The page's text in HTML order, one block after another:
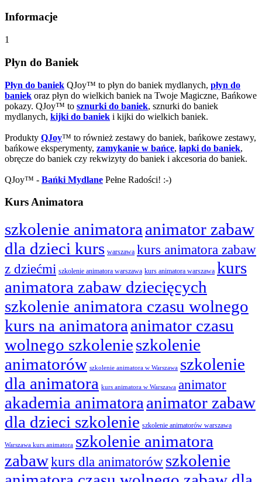
Informacje
1
Płyn do Baniek
Płyn do baniek QJoy™ to płyn do baniek mydlanych, płyn do
baniek oraz płyn do wielkich baniek na Twoje Magiczne, Bańkowe
pokazy. QJoy™ to sznurki do baniek, sznurki do baniek
mydlanych, kijki do baniek i kijki do wielkich baniek.
Produkty QJoy™ to również zestawy do baniek, bańkowe zestawy,
bańkowe eksperymenty, zamykanie w bańce, łapki do baniek,
obręcze do baniek czy rekwizyty do baniek i akcesoria do baniek.
QJoy™ - Bańki Mydlane Pełne Radości! :-)
Kurs Animatora
szkolenie animatora animator zabaw
dla dzieci kurs warszawa kurs animatora zabaw
z dziećmi szkolenie animatora warszawa kurs animatora warszawa kurs
animatora zabaw dziecięcych
szkolenie animatora czasu wolnego
kurs na animatora animator czasu
wolnego szkolenieszkolenie
animatorów szkolenie animatora w Warszawa szkolenie
dla animatora kurs animatora w Warszawa animator
akademia animatora animator zabaw
dla dzieci szkolenie szkolenie animatorów warszawa
Warszawa kurs animatora szkolenie animatora
zabawkurs dla animatorów szkolenie